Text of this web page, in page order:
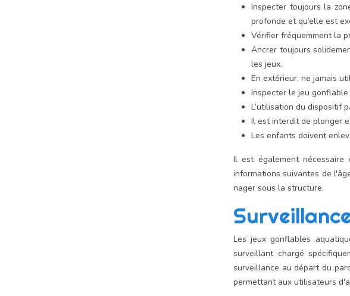
Inspecter toujours la
profonde et qu’elle est
Vérifier fréquemment la
Ancrer toujours
les jeux.
En extérieur, ne jamais
Inspecter le jeu
L’utilisation du dispositif
Il est interdit de plonger
Les enfants doivent
Il est également
informations suivantes de
nager sous la structure.
Les jeux gonflables
surveillant chargé
surveillance au départ du
permettant aux utilisateurs